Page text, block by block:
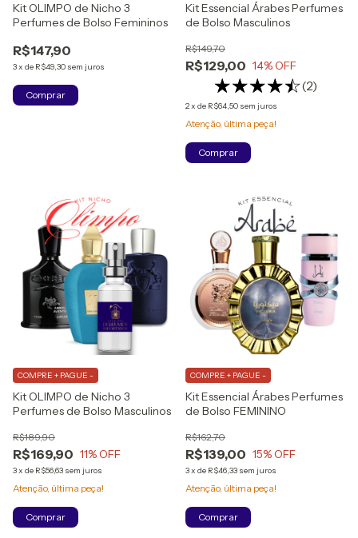
Kit OLIMPO de Nicho 3
Perfumes de Bolso Femininos
R$147,90
3x de R$49,30 sem juros
Comprar
Kit Essencial Árabes Perfumes
de Bolso Masculinos
R$129,00
R$149,70
14% OFF
(2)
2x de R$64,50 sem juros
Atenção, última peça!
Comprar
Kit OLIMPO de Nicho 3
Perfumes de Bolso Masculinos
R$169,90
R$189,90
11% OFF
3x de R$56,63 sem juros
COMPRE + PAGUE -
Atenção, última peça!
Comprar
Kit Essencial Árabes Perfumes
de Bolso FEMININO
R$139,00
R$162,70
15% OFF
3x de R$46,33 sem juros
COMPRE + PAGUE -
Atenção, última peça!
Comprar